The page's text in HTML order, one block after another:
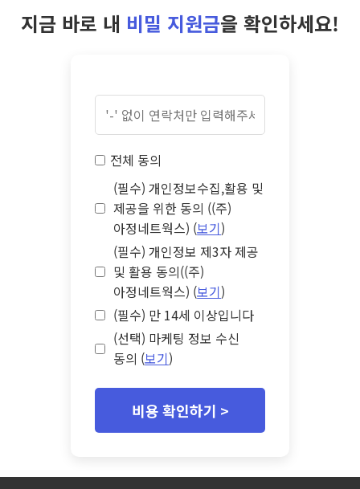
지금 바로 내 비밀 지원금을 확인하세요!
전체 동의
(필수) 개인정보수집,활용 및
제공을 위한 동의 ((주)
아정네트웍스) (보기)
(필수) 개인정보 제3자 제공
및 활용 동의((주)
아정네트웍스) (보기)
(필수) 만 14세 이상입니다
(선택) 마케팅 정보 수신
동의 (보기)
비용 확인하기 >